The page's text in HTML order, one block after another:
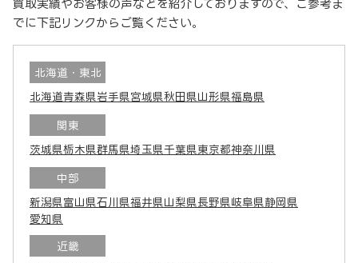
買取実績やお客様の声などを紹介しておりますので、ご参考ま
でに下記リンクからご覧ください。
北海道・東北
北海道青森県岩手県宮城県秋田県山形県福島県
関東
茨城県栃木県群馬県埼玉県千葉県東京都神奈川県
中部
新潟県富山県石川県福井県山梨県長野県岐阜県静岡県
愛知県
近畿